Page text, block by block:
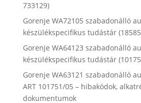
733129)
Gorenje WA72105 szabadonálló
készülékspecifikus tudástár
Gorenje WA64123 szabadonálló
készülékspecifikus tudástár
Gorenje WA63121 szabadonálló
ART 101751/05 – hibakódok,
dokumentumok